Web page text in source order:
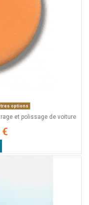
options
et polissage de voiture
€